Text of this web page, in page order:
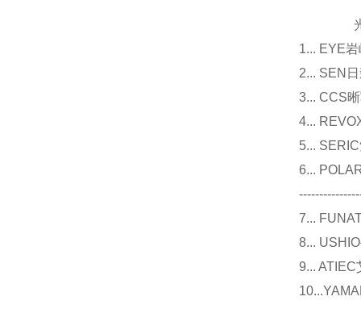
光源
1... EYE
2... SEN
3... CCS
4...
5...
6...
7...
8...
9...